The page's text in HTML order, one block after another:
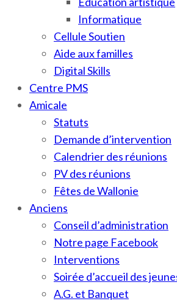
Informatique
Cellule Soutien
Aide aux familles
Digital Skills
Centre PMS
Amicale
Statuts
Demande d’intervention
Calendrier des réunions
PV des réunions
Fêtes de Wallonie
Anciens
Conseil d’administration
Notre page Facebook
Interventions
Soirée d’accueil des
A.G. et Banquet